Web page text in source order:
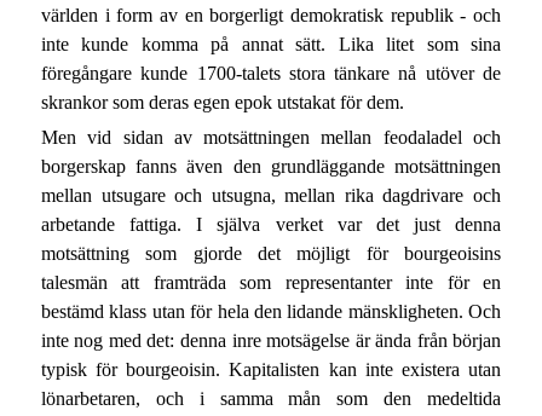
världen i form av en borgerligt demokratisk republik - och
inte kunde komma på annat sätt. Lika litet som sina
föregångare kunde 1700-talets stora tänkare nå utöver de
skrankor som deras egen epok utstakat för dem.
Men vid sidan av motsättningen mellan feodaladel och
borgerskap fanns även den grundläggande motsättningen
mellan utsugare och utsugna, mellan rika dagdrivare och
arbetande fattiga. I själva verket var det just denna
motsättning som gjorde det möjligt för bourgeoisins
talesmän att framträda som representanter inte för en
bestämd klass utan för hela den lidande mänskligheten. Och
inte nog med det: denna inre motsägelse är ända från början
typisk för bourgeoisin. Kapitalisten kan inte existera utan
lönarbetaren, och i samma mån som den medeltida